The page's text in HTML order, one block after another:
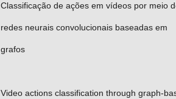
Classificação de ações em vídeos por meio
redes neurais convolucionais baseadas em
grafos
Video actions classification through graph-